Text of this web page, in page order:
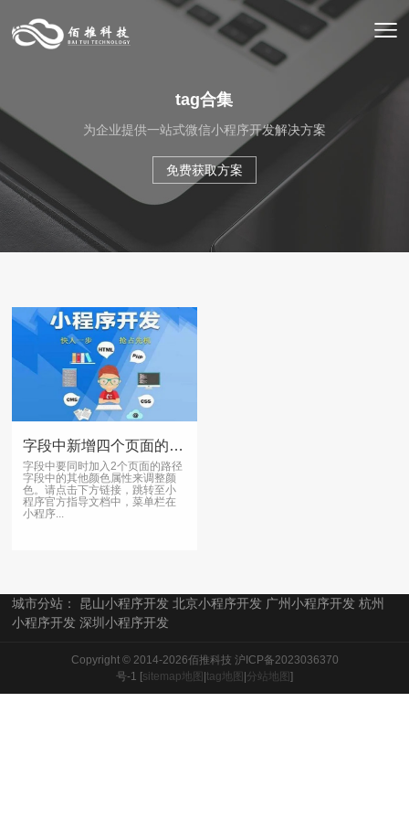
tag合集
为企业提供一站式微信小程序开发解决方案
免费获取方案
字段中新增四个页面的代码和呈现结果，属性哪里找呢？
字段中要同时加入2个页面的路径
字段中的其他颜色属性来调整颜
色。请点击下方链接，跳转至小
程序官方指导文档中，菜单栏在
小程序...
城市分站： 昆山小程序开发 北京小程序开发 广州小程序开发 杭州
小程序开发 深圳小程序开发
Copyright © 2014-2026佰推科技 沪ICP备2023036370
号-1 [sitemap地图 tag地图 分站地图 ]